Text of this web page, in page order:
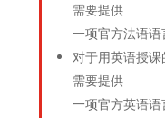
需要提供
一项官方法语
对于用英语授
需要提供
一项官方英语